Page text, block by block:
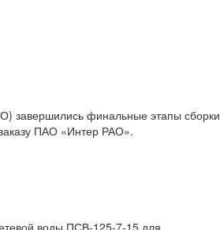
завершились финальные этапы сборки
ПАО «Интер РАО».